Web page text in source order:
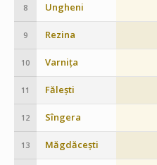
8 Ungheni
9 Rezina
10 Varnița
11 Fălești
12 Sîngera
13 Măgdăcești